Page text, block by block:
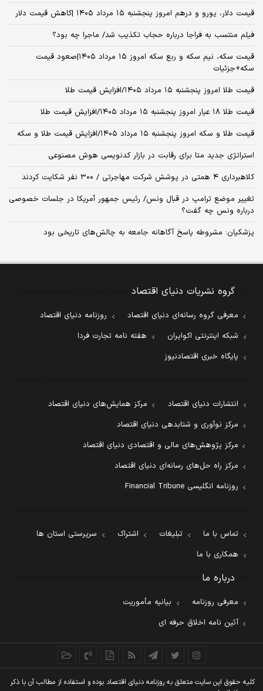
قیمت دلار، یورو و درهم امروز پنجشنبه ۱۵ مرداد ۱۴۰۵ |کاهش قیمت دلار
فیلم منتسب به فراجا درباره حجاب تکذیب شد/ ماجرا چه بود؟
قیمت سکه، نیم سکه و ربع سکه امروز ۱۵ مرداد ۱۴۰۵|صعود قیمت
سکه+جزئیات
قیمت طلا امروز پنجشنبه ۱۵ مرداد ۱۴۰۵/افزایش قیمت طلا
قیمت طلا ۱۸ عیار امروز پنجشنبه ۱۵ مرداد ۱۴۰۵/افزایش قیمت طلا
قیمت طلا و سکه امروز پنجشنبه ۱۵ مرداد ۱۴۰۵/افزایش قیمت طلا و سکه
استراتژی جدید متا برای رقابت در بازار کدنویسی هوش مصنوعی
کلاهبرداری ۴ همتی در پوشش شرکت مهاجرتی / ۳۰۰ نفر شکایت کردند
تغییر موضع ترامپ در قبال ونس/ رئیس جمهور آمریکا در جلسات خصوصی
درباره ونس چه گفت؟
پزشکیان: مشروطه پاسخ آگاهانه جامعه به چالش‌های تاریخی بود
گروه نشریات دنیای اقتصاد
معرفی گروه رسانه‌ای دنیای اقتصاد
روزنامه دنیای اقتصاد
شبکه اینترنتی اکوایران
هفته نامه تجارت فردا
پایگاه خبری اقتصادنیوز
انتشارات دنیای اقتصاد
مرکز همایش‌های دنیای اقتصاد
مرکز نوآوری و شتابدهی دنیای اقتصاد
مرکز پژوهش‌های مالی و اقتصادی دنیای اقتصاد
مرکز راه حل‌های رسانه‌ای دنیای اقتصاد
روزنامه انگلیسی Financial Tribune
تماس با ما تبلیغات اشتراک
سرپرستی استان ها
همکاری با ما
درباره ما
معرفی روزنامه
بیانیه مأموریت
آئین نامه اخلاق حرفه ای
کليه حقوق اين سايت متعلق به روزنامه دنيای اقتصاد بوده و استفاده از مطالب آن با ذکر